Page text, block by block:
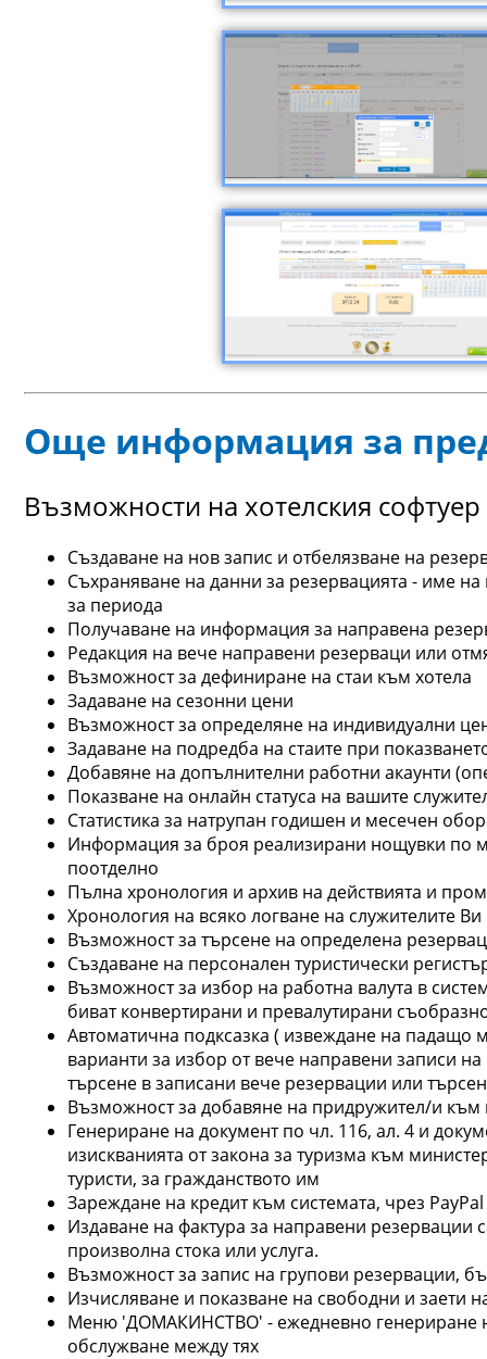
Още информация за
Възможности на хотелския софтуер
Създаване на нов запис и отбелязване на
Съхраняване на данни за резервацията - име
за периода
Получаване на информация за направена
Редакция на вече направени резерваци или
Възможност за дефиниране на стаи към хотела
Задаване на сезонни цени
Възможност за определяне на индивидуални
Задаване на подредба на стаите при
Добавяне на допълнителни работни акаунти
Показване на онлайн статуса на вашите
Статистика за натрупан годишен и месечен
Информация за броя реализирани нощувки по
поотделно
Пълна хронология и архив на действията и
Хронология на всяко логване на служителите Ви
Възможност за търсене на определена
Създаване на персонален туристически
Възможност за избор на работна валута в
биват конвертирани и превалутирани
Автоматична подксазка ( извеждане на
варианти за избор от вече направени записи
търсене в записани вече резервации или
Възможност за добавяне на придружител/и
Генериране на документ по чл. 116, ал. 4 и
изискванията от закона за туризма към
туристи, за гражданството им
Зареждане на кредит към системата, чрез
Издаване на фактура за направени резервации
произволна стока или услуга.
Възможност за запис на групови резервации,
Изчисляване и показване на свободни и заети
Меню 'ДОМАКИНСТВО' - ежедневно генериране
обслужване между тях